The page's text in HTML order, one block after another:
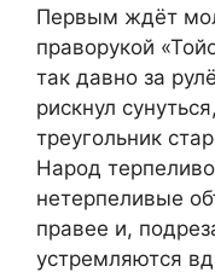
Первым ждёт
праворукой
так давно за
рискнул
треугольник
Народ
нетерпеливые
правее и,
устремляются